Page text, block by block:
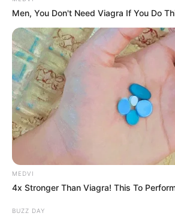
’90s TV Icons Who Faded Out Of
BRAINBERRIES
Men, You Don't Need Viagra If You Do
MEDVI
4x Stronger Than Viagra! This To
BUZZ DAY